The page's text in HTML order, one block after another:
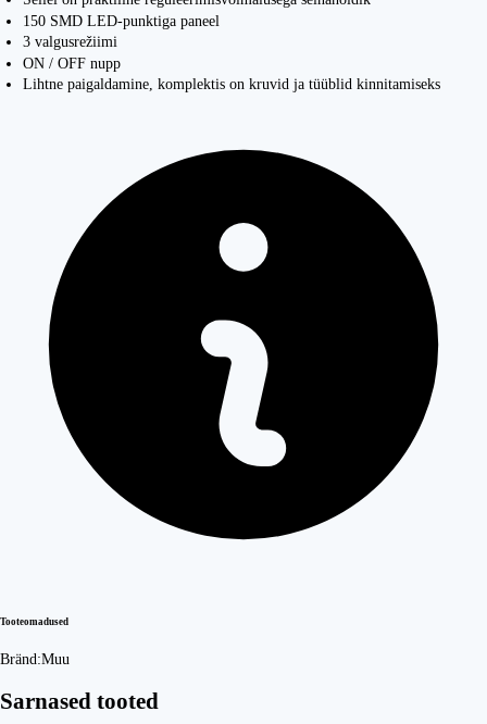
150 SMD LED-punktiga paneel
3 valgusrežiimi
ON / OFF nupp
Lihtne paigaldamine, komplektis on kruvid ja tüüblid kinnitamiseks
Tooteomadused
Bränd:Muu
Sarnased tooted